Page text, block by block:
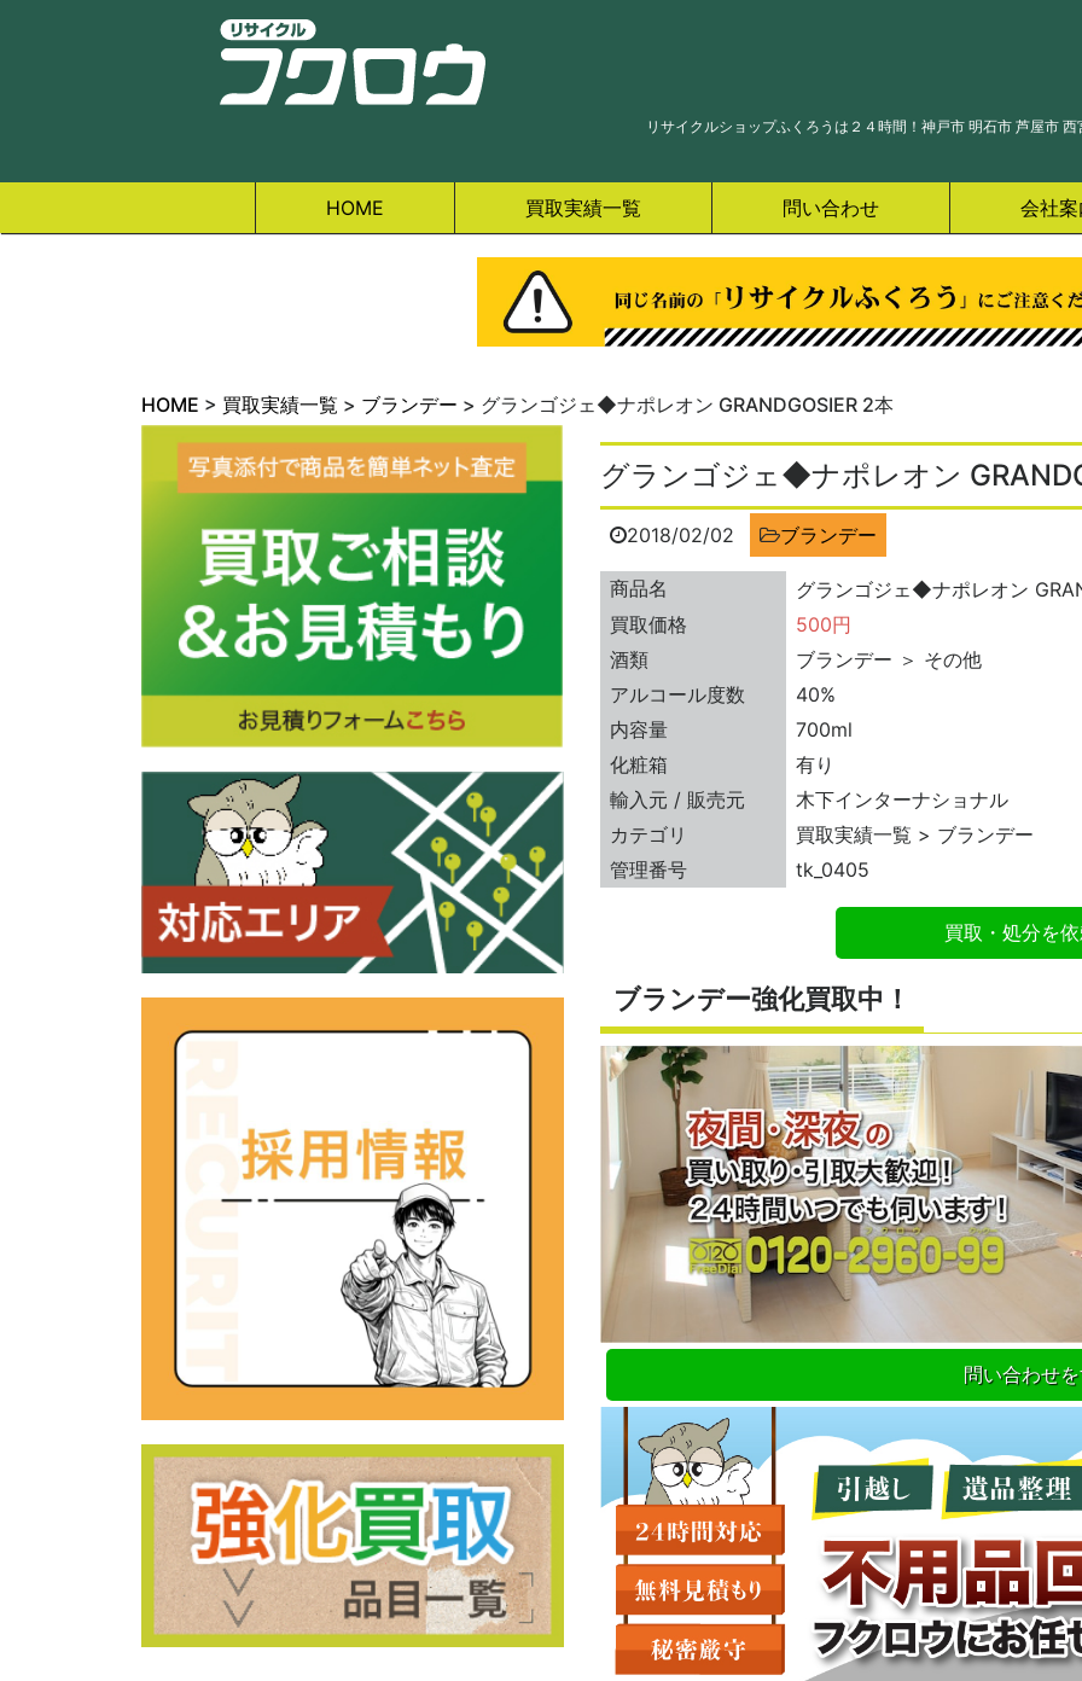
リサイクルショップふくろうは２４時間！神戸市 明石市 芦屋市
HOME 買取実績一覧 問い合わせ 会社
HOME > 買取実績一覧 > ブランデー > グランゴジェ◆ナポレオン GRANDGOSIER 2本
グランゴジェ◆ナポレオン
2018/02/02 ブランデー
商品名
グランゴジェ◆ナポレオン
買取価格
500円
酒類
ブランデー ＞ その他
アルコール度数
40%
内容量
700ml
化粧箱
有り
輸入元 / 販売元
木下インターナショナル
カテゴリ
買取実績一覧 > ブランデー
管理番号
tk_0405
買取・処分を
ブランデー強化買取中！
問い合わせ